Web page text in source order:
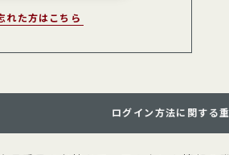
れた方はこちら
ログイン方法に関する